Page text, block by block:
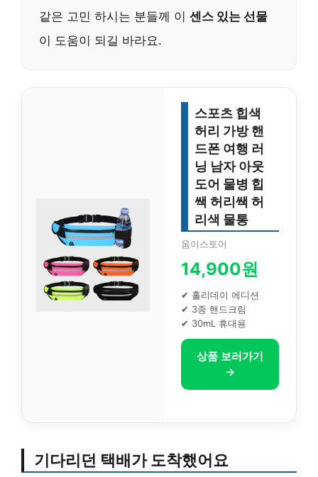
같은 고민 하시는 분들께 이 센스 있는 선물
이 도움이 되길 바라요.
스포츠 힙색
허리 가방 핸
드폰 여행 러
닝 남자 아웃
도어 물병 힙
쌕 허리쌕 허
리색 물통
움이스토어
14,900원
✔ 홀리데이 에디션
✔ 3종 핸드크림
✔ 30mL 휴대용
상품 보러가기
→
기다리던 택배가 도착했어요